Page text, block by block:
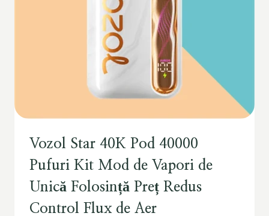
Vozol Star 40K Pod 40000
Pufuri Kit Mod de Vapori de
Unică Folosință Preț Redus
Control Flux de Aer